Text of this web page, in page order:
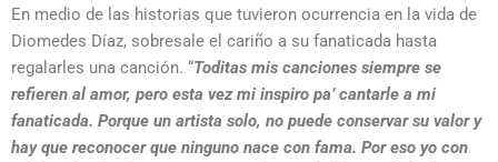
En medio de las historias que tuvieron ocurrencia en la vida de
Diomedes Díaz, sobresale el cariño a su fanaticada hasta
regalarles una canción. “Toditas mis canciones siempre se
refieren al amor, pero esta vez mi inspiro pa’ cantarle a mi
fanaticada. Porque un artista solo, no puede conservar su valor y
hay que reconocer que ninguno nace con fama. Por eso yo con